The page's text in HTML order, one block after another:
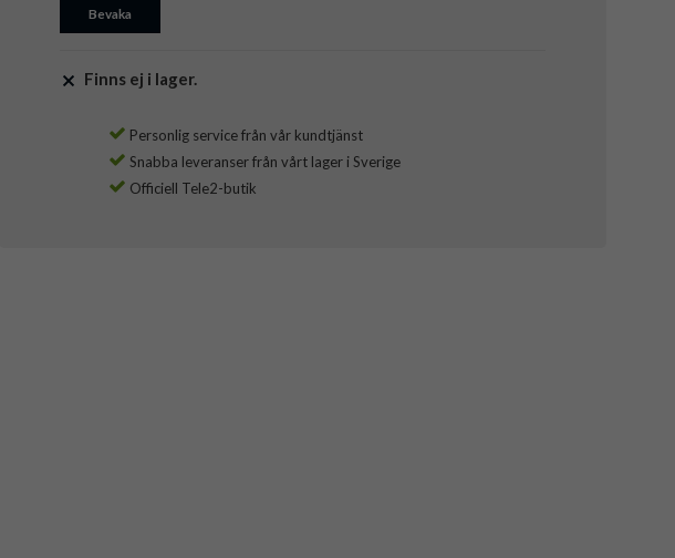
Bevaka
Finns ej i lager.
Personlig service från vår kundtjänst
Snabba leveranser från vårt lager i Sverige
Officiell Tele2-butik